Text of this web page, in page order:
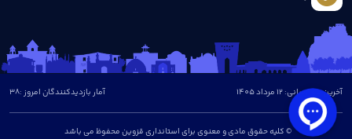
آخرین بروزرسانی: 12 مرداد 1405
© کلیه حقوق مادی و معنوی برای استانداری قزوین محفوظ می باشد
آمار بازدیدکنندگان امروز :38